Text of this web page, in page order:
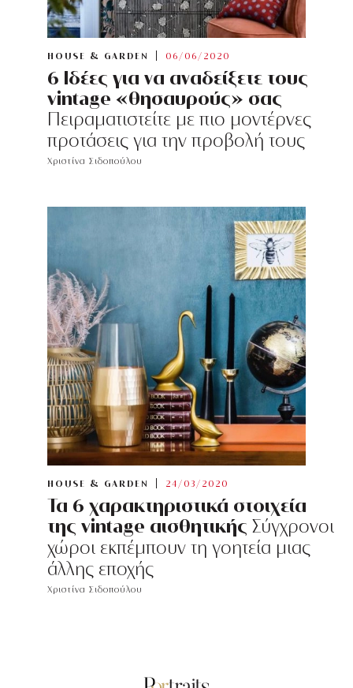
HOUSE & GARDEN 06/06/2020
6 Ιδέες για να αναδείξετε τους
vintage «θησαυρούς» σας
Πειραματιστείτε με πιο μοντέρνες
προτάσεις για την προβολή τους
Χριστίνα Σιδοπούλου
HOUSE & GARDEN 24/03/2020
Τα 6 χαρακτηριστικά στοιχεία
της vintage αισθητικής Σύγχρονοι
χώροι εκπέμπουν τη γοητεία μιας
άλλης εποχής
Χριστίνα Σιδοπούλου